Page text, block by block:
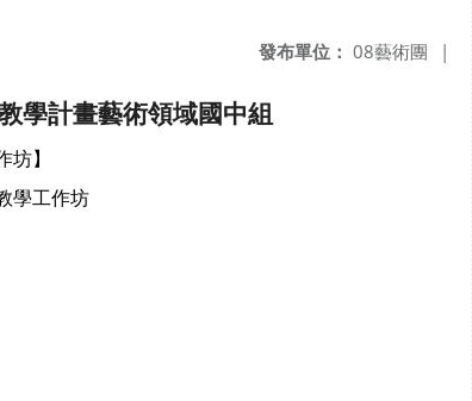
發布單位： 08藝術團 |
學計畫藝術領域國中組
坊】
學工作坊